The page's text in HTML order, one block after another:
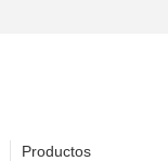
Productos